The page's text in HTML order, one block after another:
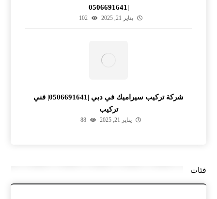
|0506691641
يناير 21, 2025 102
شركة تركيب سيراميك في دبي |0506691641| فني
تركيب
يناير 21, 2025 88
فئات